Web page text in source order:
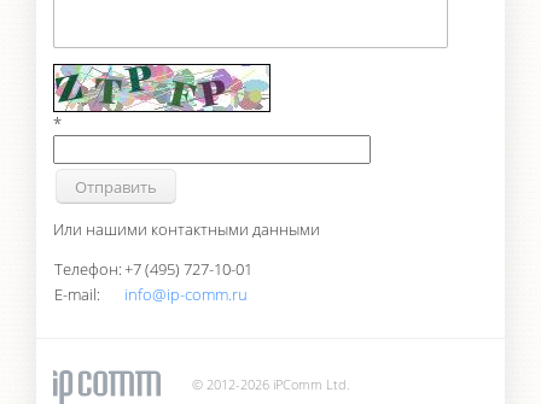
*
Или нашими контактными данными
Телефон:+7 (495) 727-10-01
E-mail:
info@ip-comm.ru
© 2012-2026 iPComm Ltd.